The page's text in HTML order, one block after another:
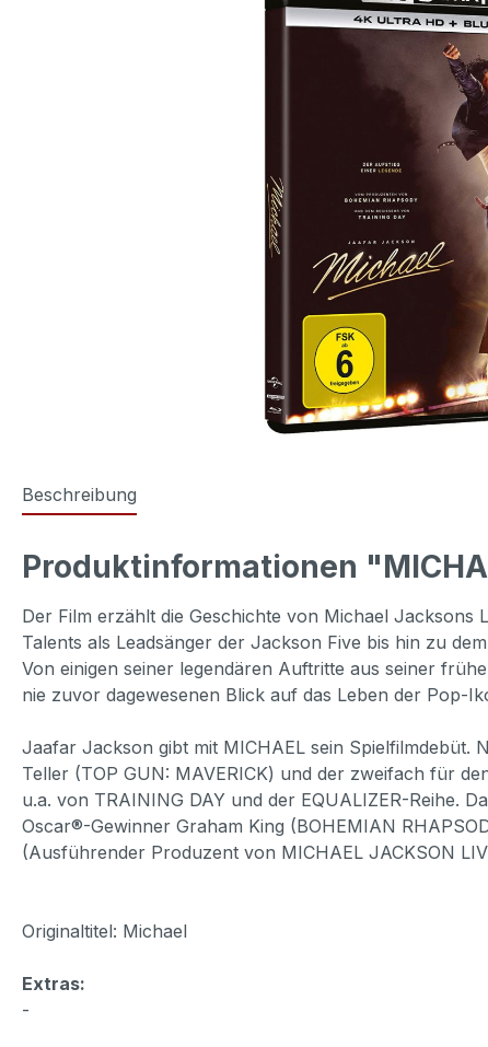
Beschreibung
Produktinformationen
Der Film erzählt die Geschichte von Michael Jacksons
Talents als Leadsänger der Jackson Five bis hin zu
Von einigen seiner legendären Auftritte aus seiner
nie zuvor dagewesenen Blick auf das Leben der Pop-
Jaafar Jackson gibt mit MICHAEL sein Spielfilmdebüt.
Teller (TOP GUN: MAVERICK) und der zweifach für
u.a. von TRAINING DAY und der EQUALIZER-Reihe.
Oscar®-Gewinner Graham King (BOHEMIAN
(Ausführender Produzent von MICHAEL JACKSON
Originaltitel: Michael
Extras:
-